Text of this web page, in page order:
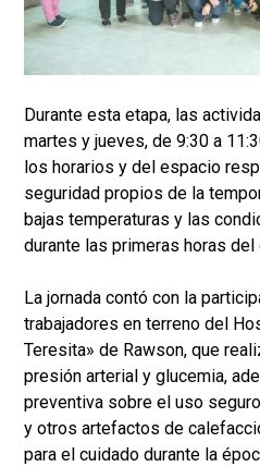
Durante esta etapa, las
martes y jueves, de 9:30 a
los horarios y del espacio
seguridad propios de la
bajas temperaturas y las
durante las primeras horas del
La jornada contó con la
trabajadores en terreno del
Teresita» de Rawson, que
presión arterial y glucemia,
preventiva sobre el uso
y otros artefactos de
para el cuidado durante la